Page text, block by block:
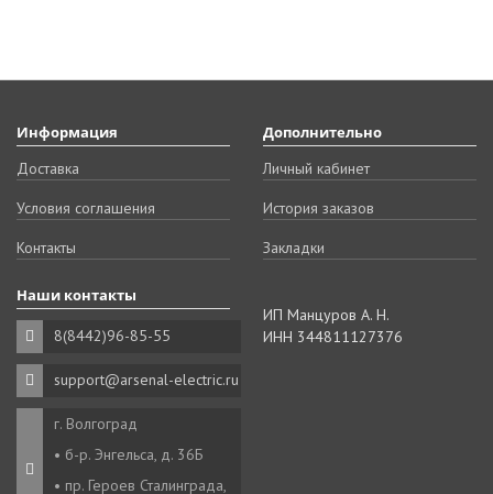
Информация
Доставка
Условия соглашения
Контакты
Дополнительно
Личный кабинет
История заказов
Закладки
Наши контакты
8(8442)96-85-55
support@arsenal-electric.ru
г. Волгоград
• б-р. Энгельса, д. 36Б
• пр. Героев Сталинграда,
ИП Манцуров А. Н.
ИНН 344811127376